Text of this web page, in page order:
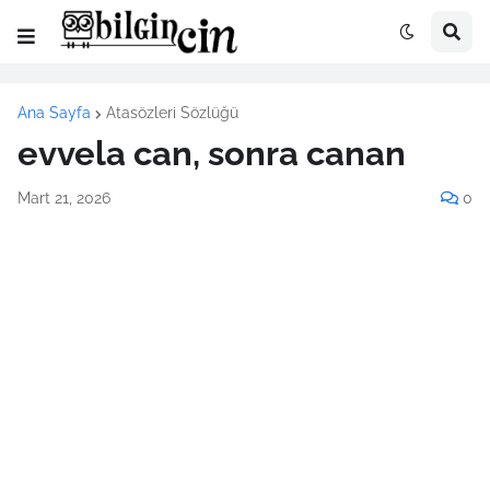
Ana Sayfa Atasözleri Sözlüğü
evvela can, sonra canan
Mart 21, 2026 0